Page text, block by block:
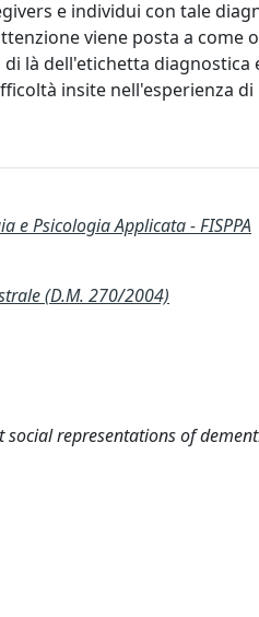
e individui con tale
viene posta a come
là dell'etichetta
insite nell'esperienza di
e Psicologia Applicata - FISPPA
(D.M. 270/2004)
representations of